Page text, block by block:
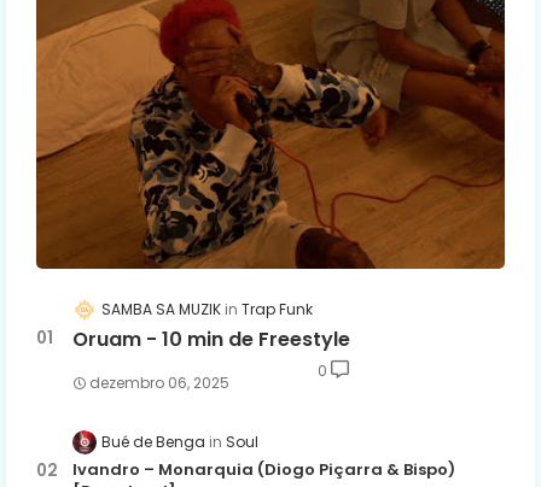
SAMBA SA MUZIK Trap Funk
Oruam - 10 min de Freestyle
dezembro 06, 2025
0
Bué de Benga Soul
Ivandro – Monarquia (Diogo Piçarra & Bispo)